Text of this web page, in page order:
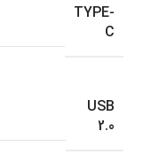
TYPE-
C
USB
2.0